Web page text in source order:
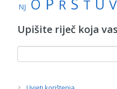
NJ O P R S T U V
Upišite riječ koja